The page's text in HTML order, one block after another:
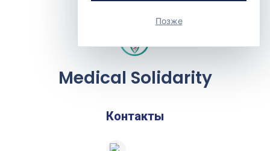
Позже
Medical Solidarity
Контакты